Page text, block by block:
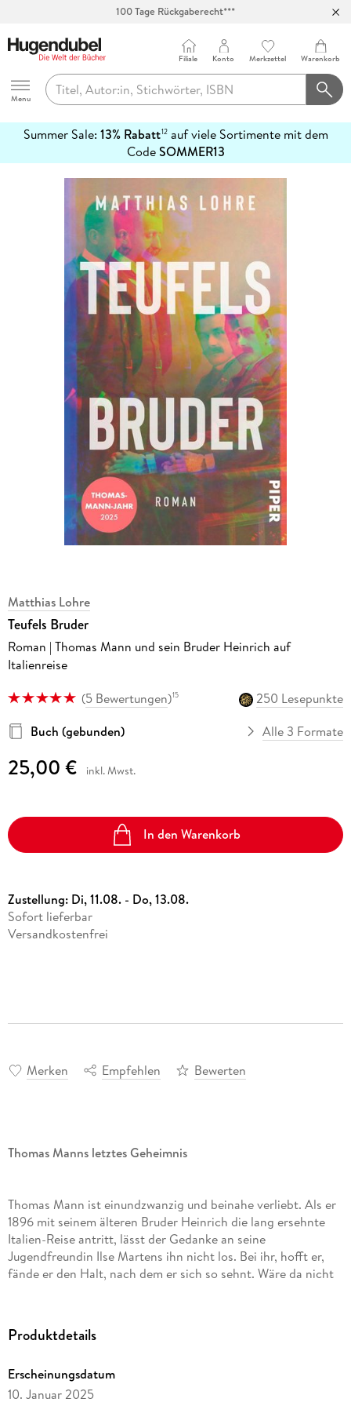
100 Tage Rückgaberecht***
Hugendubel
Menu
Filiale Konto Merkzettel Warenkorb
Summer Sale: 13% Rabatt12auf viele Sortimente mit dem
CodeSOMMER13
erfahren
Matthias Lohre
Teufels Bruder
Roman | Thomas Mann und sein Bruder Heinrich auf
Italienreise
(5 Bewertungen)15
250 Lesepunkte
Buch (gebunden)
Alle 3 Formate
25,00 € inkl. Mwst.
In den Warenkorb
Zustellung: Di, 11.08. - Do, 13.08.
Sofort lieferbar
Versandkostenfrei
Merken Empfehlen Bewerten
Thomas Manns letztes Geheimnis
Thomas Mann ist einundzwanzig und beinahe verliebt. Als er
1896 mit seinem älteren Bruder Heinrich die lang ersehnte
Italien-Reise antritt, lässt der Gedanke an seine
Jugendfreundin Ilse Martens ihn nicht los. Bei ihr, hofft er,
fände er den Halt, nach dem er sich so sehnt. Wäre da nicht
gelaufen ist. Aber warum nur? Wäre er doch bloß souverän
und zielstrebig wie Heinrich. Der ist bereits, was Thomas gern
den Jungen traurig macht und ihn in einer Novelle verewigen.
Doch anstatt sich so die rätselhafte Anziehung vom Leib zu
Produktdetails
Erscheinungsdatum
10. Januar 2025